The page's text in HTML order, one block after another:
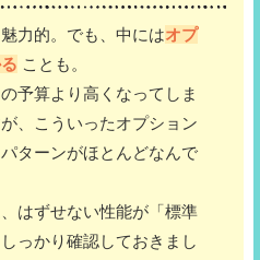
力的。でも、中にはオプ
ことも。
予算より高くなってしま
、こういったオプション
ターンがほとんどなんで
はずせない性能が「標準
っかり確認しておきまし